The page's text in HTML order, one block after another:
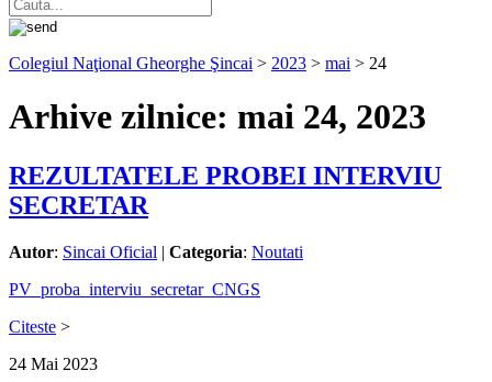
Colegiul Naţional Gheorghe Şincai > 2023 > mai > 24
Arhive zilnice: mai 24, 2023
REZULTATELE PROBEI INTERVIU
SECRETAR
Autor: Sincai Oficial | Categoria: Noutati
PV_proba_interviu_secretar_CNGS
Citeste >
24 Mai 2023